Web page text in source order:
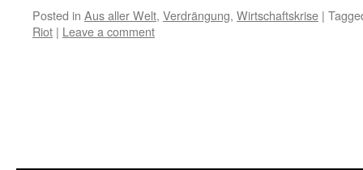
Posted in Aus aller Welt, Verdrängung, Wirtschaftskrise |
Riot | Leave a comment